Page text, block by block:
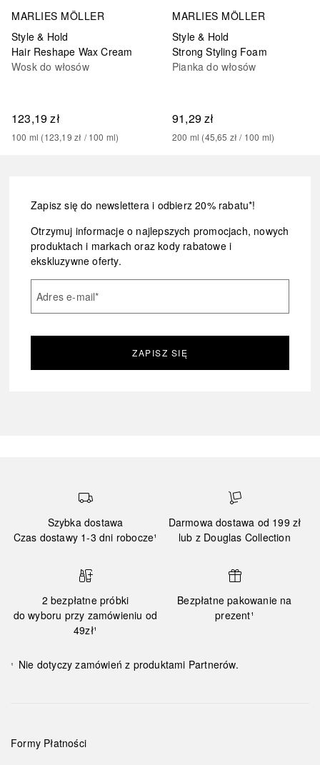
MARLIES MÖLLER
Style & Hold
Hair Reshape Wax Cream
Wosk do włosów
123,19 zł
100 ml (123,19 zł / 100 ml)
MARLIES MÖLLER
Style & Hold
Strong Styling Foam
Pianka do włosów
91,29 zł
200 ml (45,65 zł / 100 ml)
Zapisz się do newslettera i odbierz 20% rabatu*!
Otrzymuj informacje o najlepszych promocjach, nowych
produktach i markach oraz kody rabatowe i
ekskluzywne oferty.
Adres e-mail*
ZAPISZ SIĘ
Szybka dostawa
Czas dostawy 1-3 dni robocze¹
Darmowa dostawa od 199 zł
lub z Douglas Collection
2 bezpłatne próbki
do wyboru przy zamówieniu od
49zł¹
Bezpłatne pakowanie na
prezent¹
¹ Nie dotyczy zamówień z produktami Partnerów.
Formy Płatności